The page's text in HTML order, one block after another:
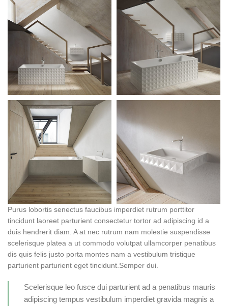
Purus lobortis senectus faucibus imperdiet rutrum porttitor
tincidunt laoreet parturient consectetur tortor ad adipiscing id a
duis hendrerit diam. A at nec rutrum nam molestie suspendisse
scelerisque platea a ut commodo volutpat ullamcorper penatibus
dis quis felis justo porta montes nam a vestibulum tristique
parturient parturient eget tincidunt.Semper dui.
Scelerisque leo fusce dui parturient ad a penatibus mauris
adipiscing tempus vestibulum imperdiet gravida magnis a